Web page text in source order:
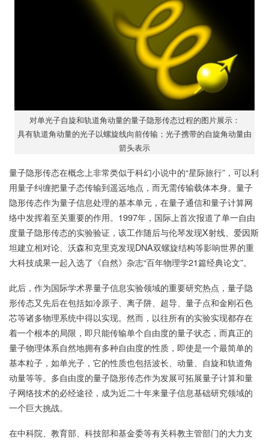
对单光子自旋和轨道角动量的量子隐形传态过程的图片展示：
具有轨道角动量的光子以螺旋线向前传输；光子携带的自旋角动量由
箭头表示
量子隐形传态在概念上非常类似于科幻小说中的“星际旅行”，可以利
用量子纠缠把量子态传输到遥远地点，而无需传输载体本身。量子
隐形传态作为量子信息处理的基本单元，在量子通信和量子计算网
络中发挥着至关重要的作用。1997年，国际上首次报道了单一自由
度量子隐形传态的实验验证，该工作随后与伦琴发现X射线、爱因斯
坦建立相对论、沃森和克里克发现DNA双螺旋结构等影响世界的重
大科技成果一起入选了《自然》杂志“百年物理学21篇经典论文”。
此后，作为国际学术界量子信息实验领域的重要研究热点，量子隐
形传态又先后在包括如冷原子、离子阱、超导、量子点和金刚石色
芯等诸多物理系统中得以实现。然而，以往所有的实验实现都存在
着一个根本的局限，即只能传输单个自由度的量子状态，而真正的
量子物理体系自然地拥有多种自由度的性质，即使是一个最简单的
基本粒子，如单光子，它的性质也包括波长、动量、自旋和轨道角
动量等等。多自由度的量子隐形传态作为发展可拓展量子计算和量
子网络技术的必经途径，成为近二十年来量子信息基础研究领域的
一个巨大挑战。
在中科院、教育部、科技部和基金委等有关科教主管部门的大力支